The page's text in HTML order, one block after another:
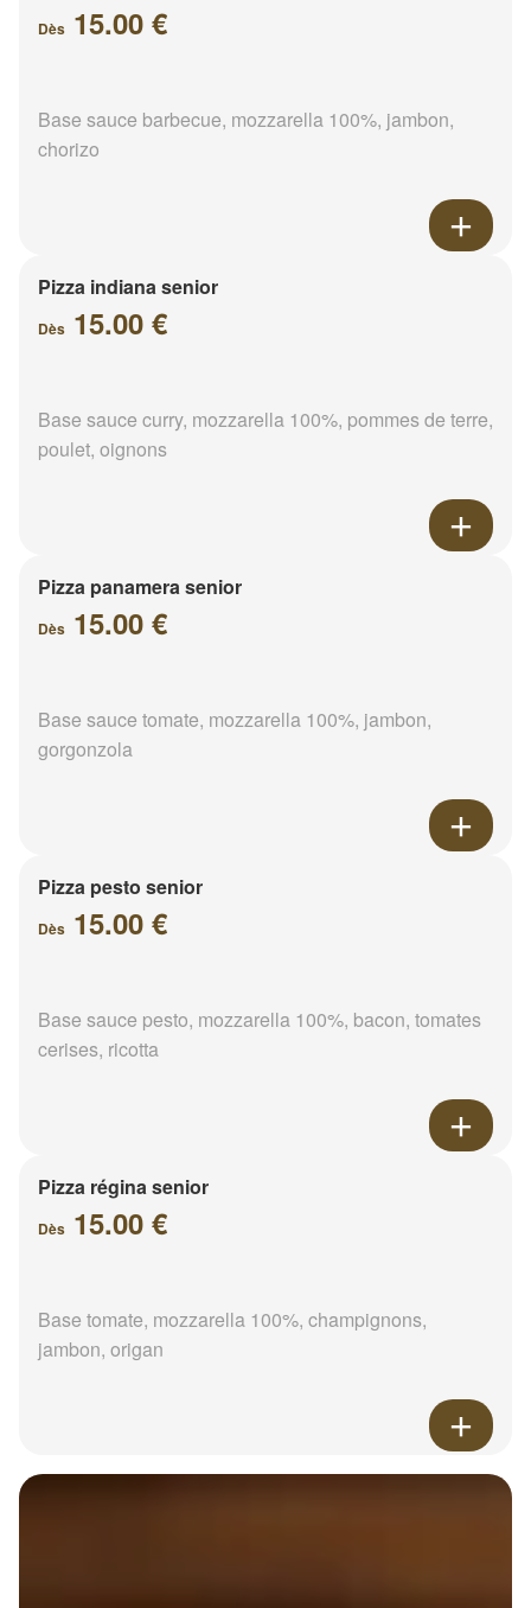
Dès 15.00 €
Base sauce barbecue, mozzarella 100%, jambon,
chorizo
Pizza indiana senior
Dès 15.00 €
Base sauce curry, mozzarella 100%, pommes de terre,
poulet, oignons
Pizza panamera senior
Dès 15.00 €
Base sauce tomate, mozzarella 100%, jambon,
gorgonzola
Pizza pesto senior
Dès 15.00 €
Base sauce pesto, mozzarella 100%, bacon, tomates
cerises, ricotta
Pizza régina senior
Dès 15.00 €
Base tomate, mozzarella 100%, champignons,
jambon, origan